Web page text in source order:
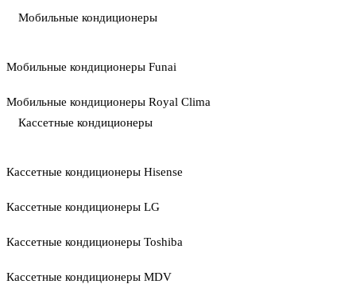
Мобильные кондиционеры
Мобильные кондиционеры Funai
Мобильные кондиционеры Royal Clima
Кассетные кондиционеры
Кассетные кондиционеры Hisense
Кассетные кондиционеры LG
Кассетные кондиционеры Toshiba
Кассетные кондиционеры MDV